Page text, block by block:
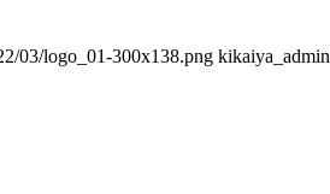
03/logo_01-300x138.png kikaiya_admin